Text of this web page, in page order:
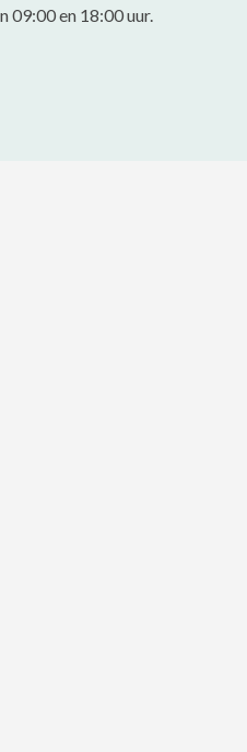
09:00 en 18:00 uur.